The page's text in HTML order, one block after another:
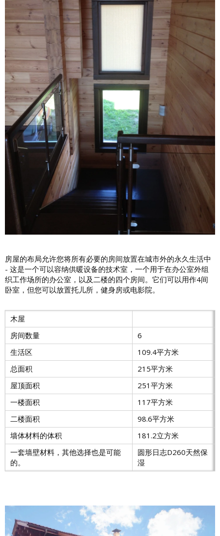
房屋的布局允许您将所有必要的房间放置在城市外的永久生活中
- 这是一个可以容纳供暖设备的技术室，一个用于在办公室外组
织工作场所的办公室，以及二楼的四个房间。它们可以用作4间
卧室，但您可以放置托儿所，健身房或电影院。
木屋
房间数量
6
生活区
109.4平方米
总面积
215平方米
屋顶面积
251平方米
一楼面积
117平方米
二楼面积
98.6平方米
墙体材料的体积
181.2立方米
一套墙壁材料，其他选择也是可能
的。
圆形日志D260天然保
湿